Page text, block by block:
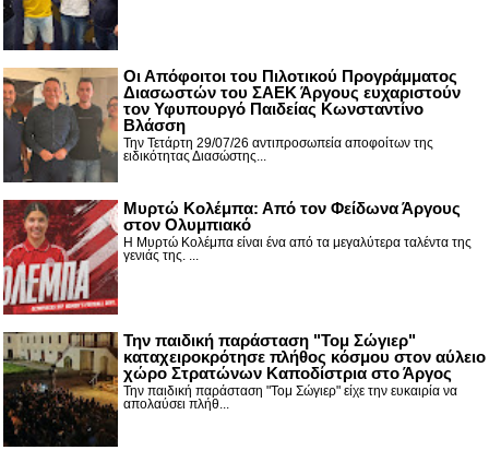
Οι Απόφοιτοι του Πιλοτικού Προγράμματος
Διασωστών του ΣΑΕΚ Άργους ευχαριστούν
τον Υφυπουργό Παιδείας Κωνσταντίνο
Βλάσση
Την Τετάρτη 29/07/26 αντιπροσωπεία αποφοίτων της
ειδικότητας Διασώστης...
Μυρτώ Κολέμπα: Από τον Φείδωνα Άργους
στον Ολυμπιακό
Η Μυρτώ Κολέμπα είναι ένα από τα μεγαλύτερα ταλέντα της
γενιάς της. ...
Την παιδική παράσταση "Τομ Σώγιερ"
καταχειροκρότησε πλήθος κόσμου στον αύλειο
χώρο Στρατώνων Καποδίστρια στο Άργος
Την παιδική παράσταση "Τομ Σώγιερ" είχε την ευκαιρία να
απολαύσει πλήθ...